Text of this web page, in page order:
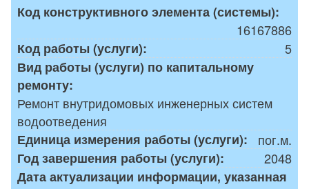
Код конструктивного элемента (системы):
16167886
Код работы (услуги):
5
Вид работы (услуги) по капитальному
ремонту:
Ремонт внутридомовых инженерных систем
водоотведения
Единица измерения работы (услуги):
пог.м.
Год завершения работы (услуги):
2048
Дата актуализации информации, указанная